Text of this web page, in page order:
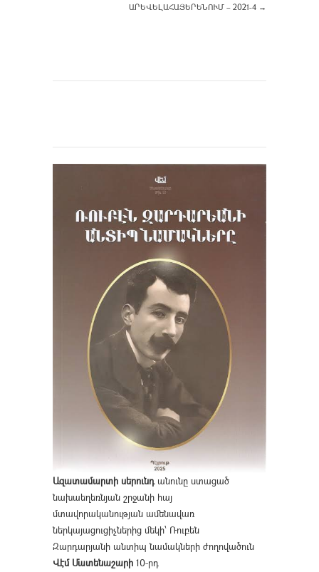
ԱՐԵՎԵԼԱՀԱՅԵՐԵՆՈՒՄ – 2021-4 →
Ազատամարտի սերունդանունը ստացած
նախաեղեռնյան շրջանի հայ
մտավորականության ամենավառ
ներկայացուցիչներից մեկի՝ Ռուբեն
Զարդարյանի անտիպ նամակների ժողովածուն
Վէմ Մատենաշարի 10-րդ